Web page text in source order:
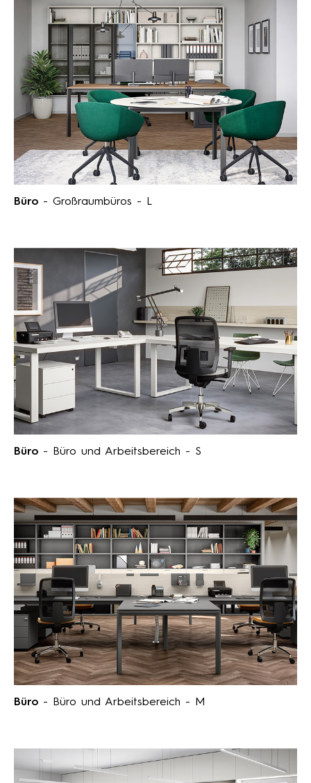
Büro - Großraumbüros - L
Büro - Büro und Arbeitsbereich - S
Büro - Büro und Arbeitsbereich - M